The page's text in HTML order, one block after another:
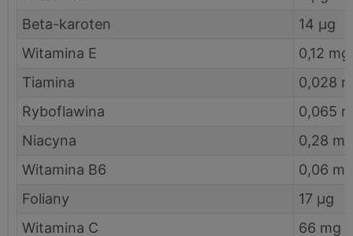
Beta-karoten
14 µg
Witamina E
0,12 mg
Tiamina
0,028
Ryboflawina
0,065
Niacyna
0,28
Witamina B6
0,06
Foliany
17 µg
Witamina C
66 mg